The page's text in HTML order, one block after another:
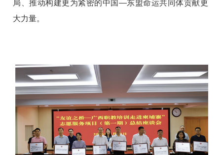
局、推动构建更为紧密的中国—东盟命运共同体贡献更
大力量。